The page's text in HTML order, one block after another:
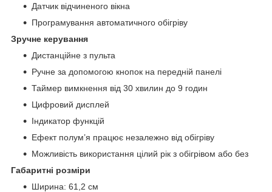
Датчик відчиненого вікна
Програмування автоматичного обігріву
Зручне керування
Дистанційне з пульта
Ручне за допомогою кнопок на передній панелі
Таймер вимкнення від 30 хвилин до 9 годин
Цифровий дисплей
Індикатор функцій
Ефект полум’я працює незалежно від обігріву
Можливість використання цілий рік з обігрівом або без
Габаритні розміри
Ширина: 61,2 см